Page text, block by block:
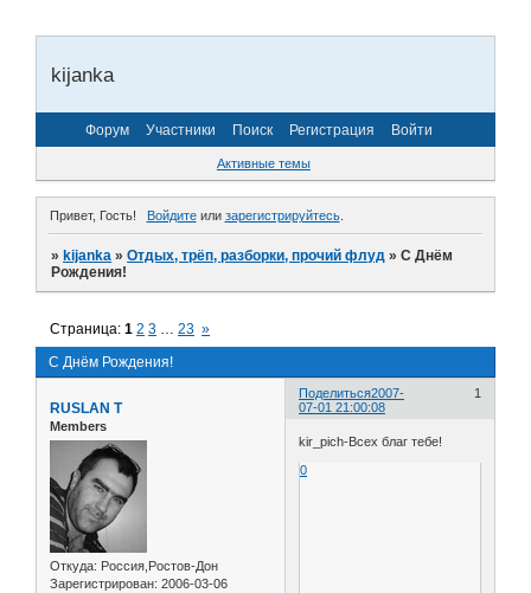
kijanka
Форум Участники Поиск Регистрация Войти
Активные темы
Привет, Гость! Войдитеили зарегистрируйтесь.
»kijanka »Отдых, трёп, разборки, прочий флуд »С Днём
Рождения!
С Днём Рождения!
Страница:1 2 3 … 23 »
Поделиться 1
2007-
07-01 21:00:08
RUSLAN T
Members
Откуда: Россия,Ростов-Дон
Зарегистрирован: 2006-03-06
kir_pich-Всех благ тебе!
0